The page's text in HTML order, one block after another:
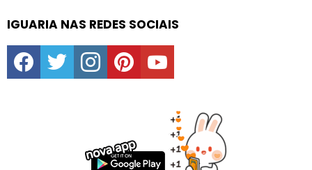
IGUARIA NAS REDES SOCIAIS
facebooktwitter instagrampinterestyoutube